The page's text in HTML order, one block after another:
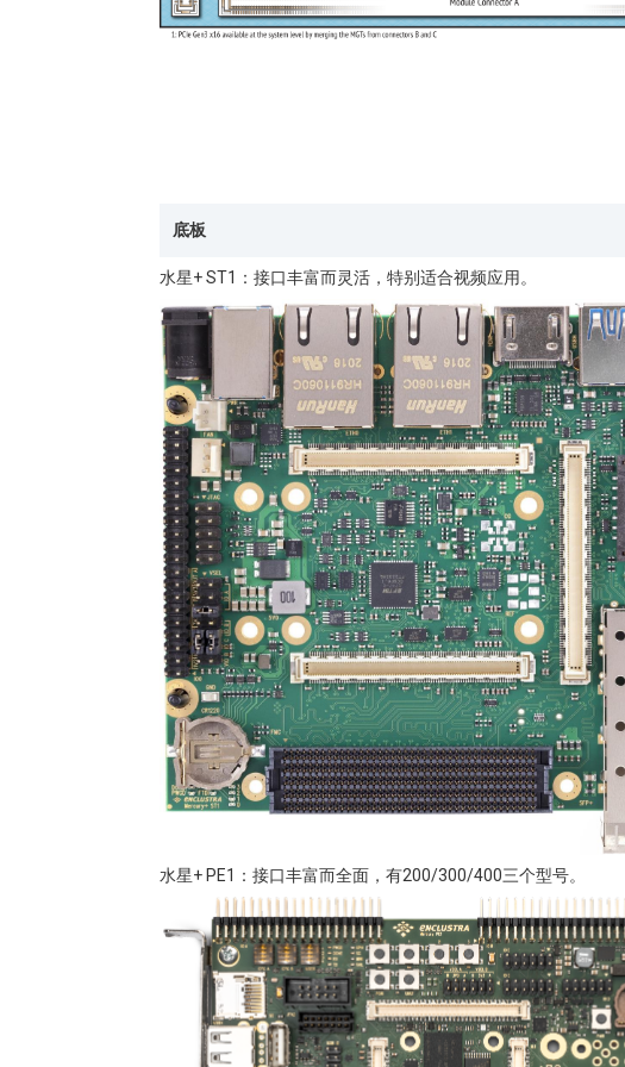
底板
水星+ ST1 ：接口丰富而灵活，特别适合视频应用。
水星+ PE1 ：接口丰富而全面，有200/300/400三个型号。